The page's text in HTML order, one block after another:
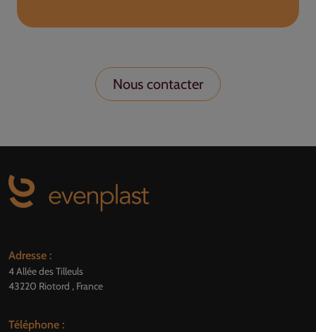
Nous contacter
Adresse :
4 Allée des Tilleuls
43220 Riotord , France
Téléphone :